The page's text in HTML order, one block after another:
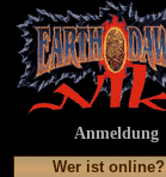
Anmeldung
Wer ist online?